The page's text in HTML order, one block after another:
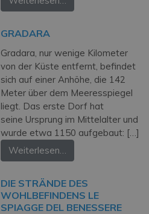
GRADARA
Gradara, nur wenige Kilometer
von der Küste entfernt, befindet
sich auf einer Anhöhe, die 142
Meter über dem Meeresspiegel
liegt. Das erste Dorf hat
seine Ursprung im Mittelalter und
wurde etwa 1150 aufgebaut: […]
Weiterlesen…
DIE STRÄNDE DES
WOHLBEFINDENS LE
SPIAGGE DEL BENESSERE